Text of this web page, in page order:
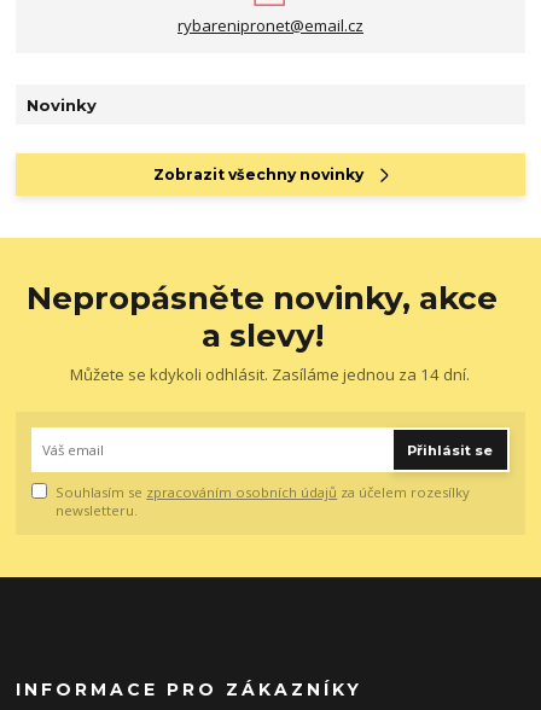
rybarenipronet@email.cz
Novinky
Zobrazit všechny novinky
Nepropásněte novinky, akce
a slevy!
Můžete se kdykoli odhlásit. Zasíláme jednou za 14 dní.
Přihlásit se
Souhlasím se zpracováním osobních údajů za účelem rozesílky
newsletteru.
INFORMACE PRO ZÁKAZNÍKY